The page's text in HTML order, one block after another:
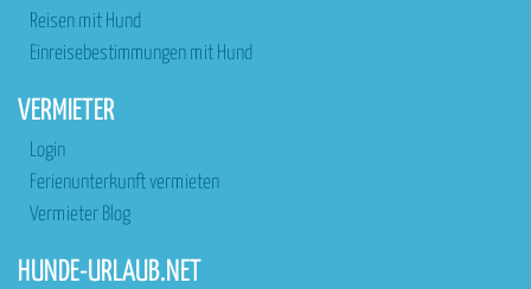
Reisen mit Hund
Einreisebestimmungen mit Hund
VERMIETER
Login
Ferienunterkunft vermieten
Vermieter Blog
HUNDE-URLAUB.NET